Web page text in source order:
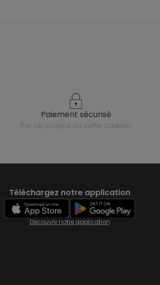
paiement sécurisé
par cb, paypal ou carte cadeau
Téléchargez notre application
Découvrir notre application